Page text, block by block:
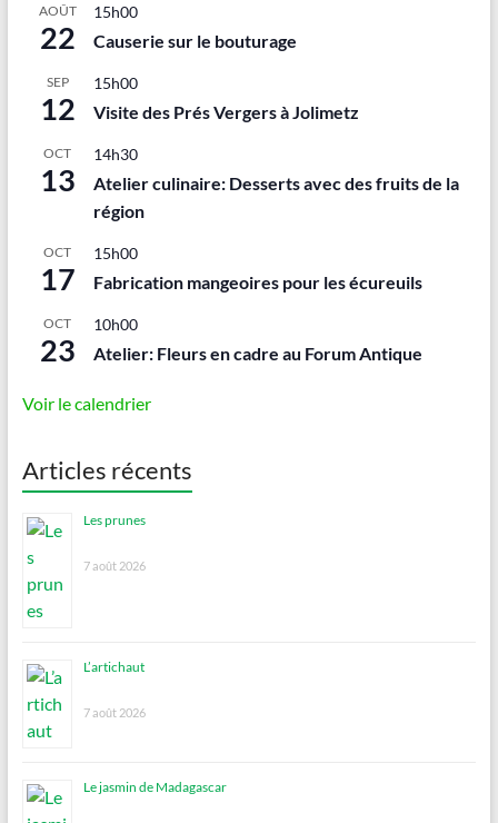
AOÛT
22
15h00
Causerie sur le bouturage
SEP
12
15h00
Visite des Prés Vergers à Jolimetz
OCT
13
14h30
Atelier culinaire: Desserts avec des fruits de la
région
OCT
17
15h00
Fabrication mangeoires pour les écureuils
OCT
23
10h00
Atelier: Fleurs en cadre au Forum Antique
Voir le calendrier
Articles récents
Les prunes
7 août 2026
L’artichaut
7 août 2026
Le jasmin de Madagascar